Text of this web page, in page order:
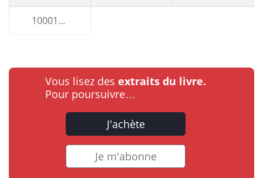
10001...
Vous lisez des extraits du livre.
Pour poursuivre…
J'achète
Je m'abonne